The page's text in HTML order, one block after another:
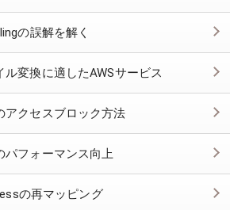
の誤解を解く
変換に適したAWSサービス
アクセスブロック方法
パフォーマンス向上
の再マッピング